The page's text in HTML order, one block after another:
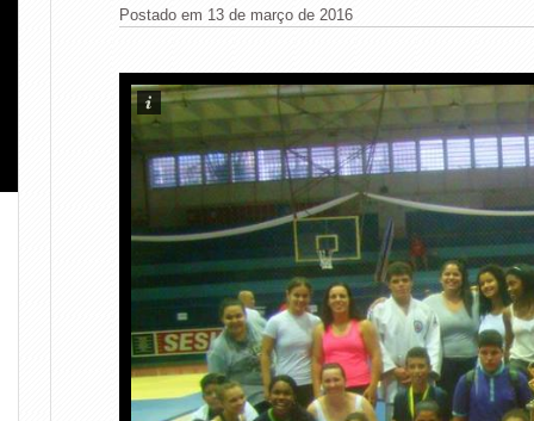
Postado em 13 de março de 2016